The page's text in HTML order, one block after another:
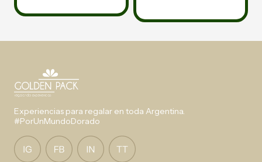
Experiencias para regalar en toda Argentina.
#PorUnMundoDorado